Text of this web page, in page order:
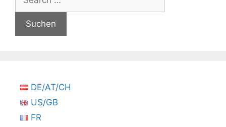
nach:
DE/AT/CH
US/GB
FR